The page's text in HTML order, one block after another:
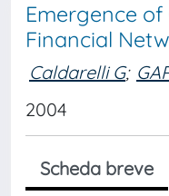
Emergence
Financial
Caldarelli G;
2004
Scheda breve